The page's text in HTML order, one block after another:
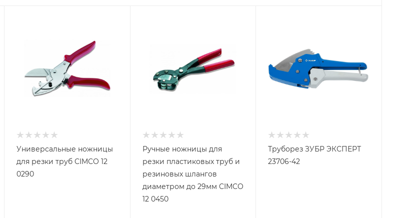
Универсальные ножницы
для резки труб CIMCO 12
0290
Ручные ножницы для
резки пластиковых труб и
резиновых шлангов
диаметром до 29мм CIMCO
12 0450
Труборез ЗУБР ЭКСПЕРТ
23706-42